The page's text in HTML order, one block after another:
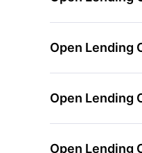
Open Lending
Open Lending
Open Lending